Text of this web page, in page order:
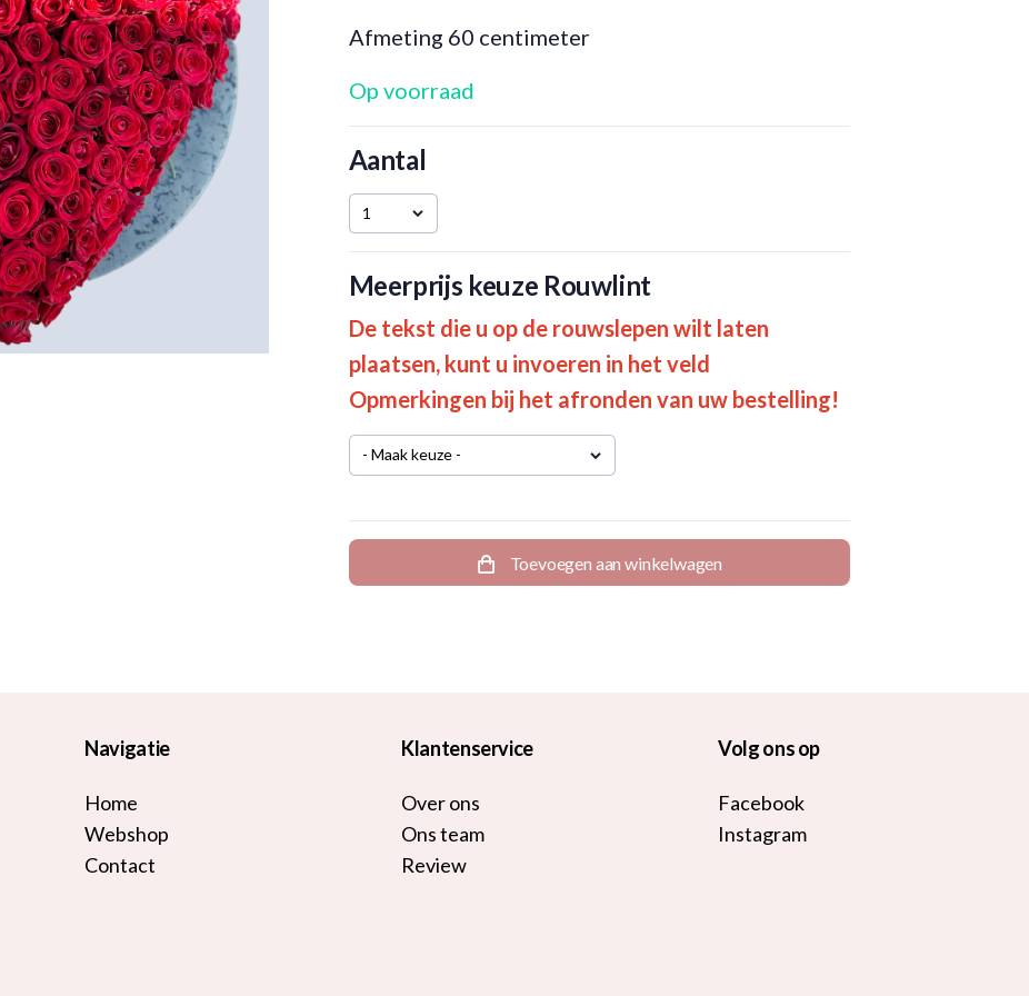
Afmeting 60 centimeter
Op voorraad
Aantal
1
Meerprijs keuze Rouwlint
De tekst die u op de rouwslepen wilt laten
plaatsen, kunt u invoeren in het veld
Opmerkingen bij het afronden van uw bestelling!
- Maak keuze -
Toevoegen aan winkelwagen
Navigatie
Home
Webshop
Contact
Klantenservice
Over ons
Ons team
Review
Volg ons op
Facebook
Instagram